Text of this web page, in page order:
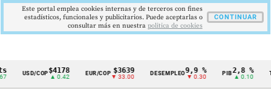
Cintillo
USD/COP$4178
▲ 0.42
EUR/COP $3639
▼ 33.00
DESEMPLEO9,9 %
▼ 0.30
PIB 2,8 %
▲ 0.10
TRM
Este portal emplea cookies internas y de terceros con fines
estadísticos, funcionales y publicitarios. Puede aceptarlas o
consultar más en nuestra politica de cookies
CONTINUAR